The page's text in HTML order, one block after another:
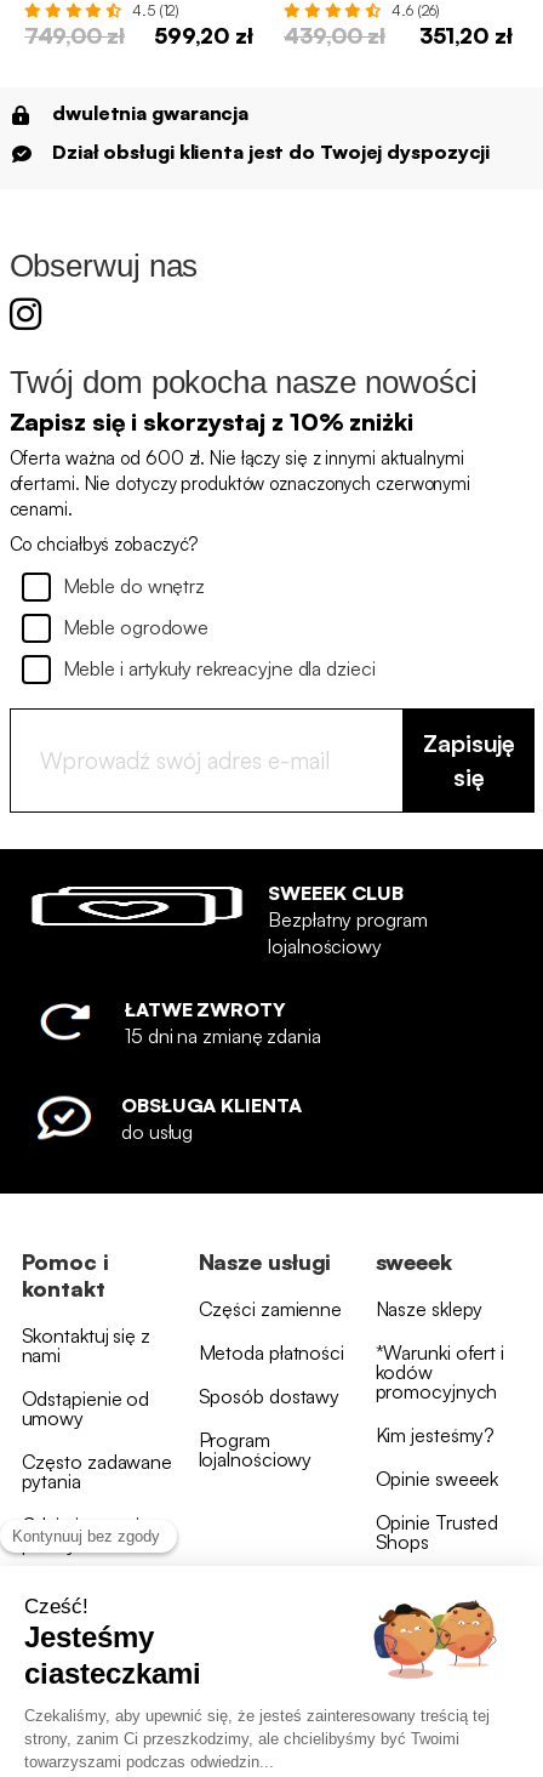
4.5 (12)
749,00 zł 599,20 zł
4.6 (26)
439,00 zł 351,20 zł
dwuletnia gwarancja
Dział obsługi klienta jest do Twojej dyspozycji
Obserwuj nas
Twój dom pokocha nasze nowości
Zapisz się i skorzystaj z 10% zniżki
Oferta ważna od 600 zł. Nie łączy się z innymi aktualnymi
ofertami. Nie dotyczy produktów oznaczonych czerwonymi
cenami.
Co chciałbyś zobaczyć?
Meble do wnętrz
Meble ogrodowe
Meble i artykuły rekreacyjne dla dzieci
Zapisuję
się
SWEEEK CLUB
Bezpłatny program
lojalnościowy
ŁATWE ZWROTY
15 dni na zmianę zdania
OBSŁUGA KLIENTA
do usług
Pomoc i
kontakt
Skontaktuj się z
nami
Odstąpienie od
umowy
Często zadawane
pytania
Gdzie jest moja
przesyłka?
Nasze usługi
Części zamienne
Metoda płatności
Sposób dostawy
Program
lojalnościowy
sweeek
Nasze sklepy
*Warunki ofert i
kodów
promocyjnych
Kim jesteśmy?
Opinie sweeek
Opinie Trusted
Shops
OWU programu lojalnościowego
RODO i polityka plików cookie
Deklaracja dostępności